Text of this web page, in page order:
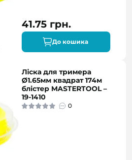
41.75 грн.
До кошика
Ліска для тримера
Ø1.65мм квадрат 174м
блістер MASTERTOOL –
19-1410
0